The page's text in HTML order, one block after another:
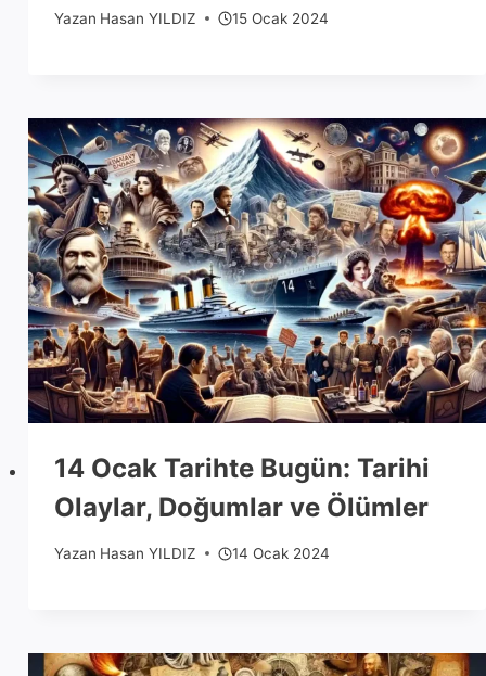
Yazan Hasan YILDIZ 15 Ocak 2024
14 Ocak Tarihte Bugün: Tarihi
Olaylar, Doğumlar ve Ölümler
Yazan Hasan YILDIZ 14 Ocak 2024